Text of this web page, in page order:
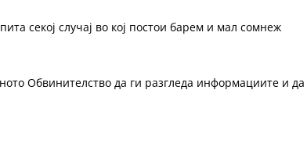
секој случај во кој постои барем и мал сомнеж
Обвинителство да ги разгледа информациите и да